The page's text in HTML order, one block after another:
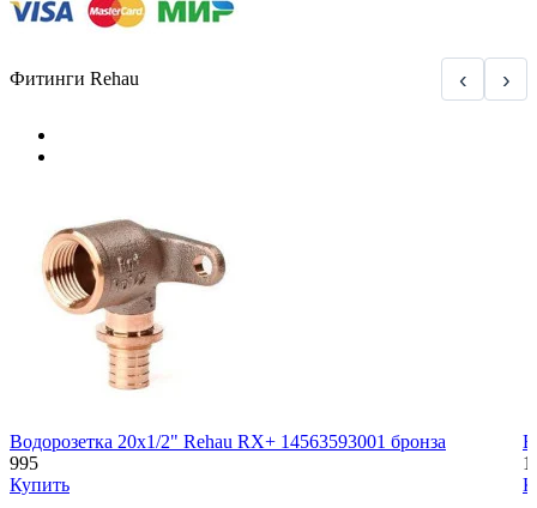
Фитинги Rehau ‹ ›
Водорозетка 20x1/2" Rehau RX+ 14563593001 бронза
995
Купить
1